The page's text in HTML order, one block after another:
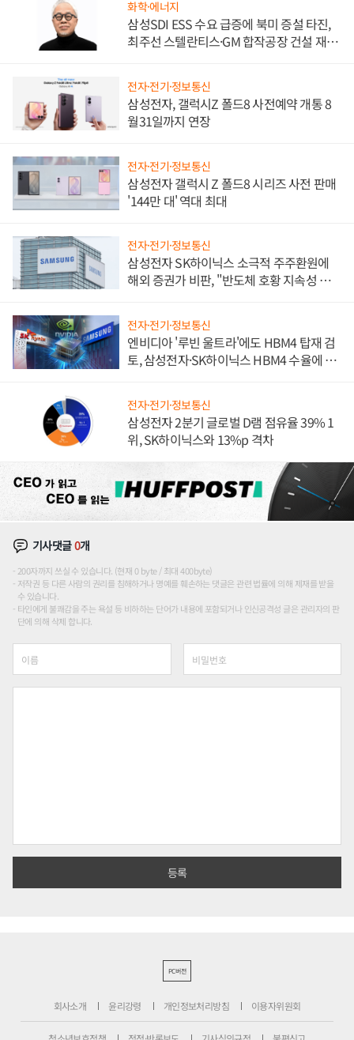
화학·에너지
삼성SDI ESS 수요 급증에 북미 증설 타진,
최주선 스텔란티스·GM 합작공장 건설 재추
전자·전기·정보통신
삼성전자, 갤럭시Z 폴드8 사전예약 개통 8
월31일까지 연장
전자·전기·정보통신
삼성전자 갤럭시 Z 폴드8 시리즈 사전 판매
'144만 대' 역대 최대
전자·전기·정보통신
삼성전자 SK하이닉스 소극적 주주환원에
해외 증권가 비판, "반도체 호황 지속성 의
전자·전기·정보통신
엔비디아 '루빈 울트라'에도 HBM4 탑재 검
토, 삼성전자·SK하이닉스 HBM4 수율에 주
전자·전기·정보통신
삼성전자 2분기 글로벌 D램 점유율 39% 1
위, SK하이닉스와 13%p 격차
기사댓글0개
200자까지 쓰실 수 있습니다. (현재 0 byte / 최대 400byte)
저작권 등 다른 사람의 권리를 침해하거나 명예를 훼손하는 댓글은 관련 법률에 의해 제재를 받을
수 있습니다.
타인에게 불쾌감을 주는 욕설 등 비하하는 단어가 내용에 포함되거나 인신공격성 글은 관리자의 판
단에 의해 삭제 합니다.
PC버전
회사소개 윤리강령 개인정보처리방침 이용자위원회